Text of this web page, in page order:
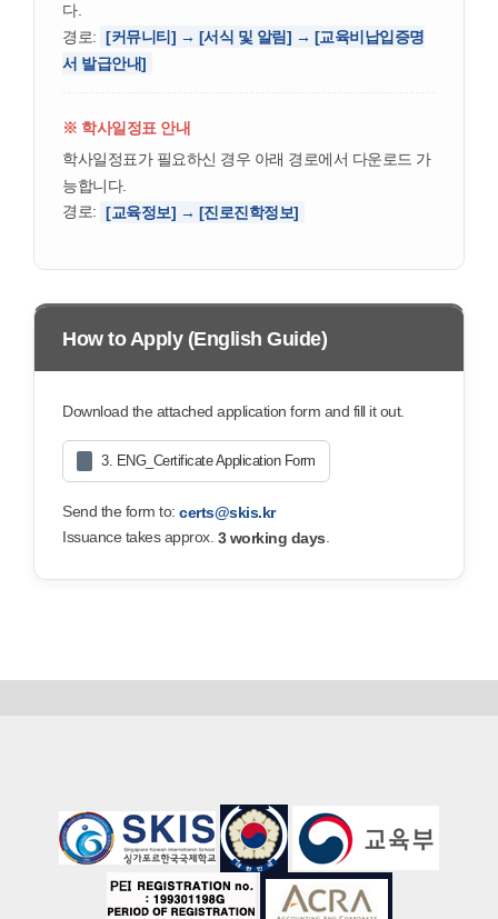
다.
경로: [커뮤니티] → [서식 및 알림] → [교육비납입증명
서 발급안내]
※ 학사일정표 안내
학사일정표가 필요하신 경우 아래 경로에서 다운로드 가
능합니다.
경로: [교육정보] → [진로진학정보]
How to Apply (English Guide)
Download the attached application form and fill it out.
3. ENG_Certificate Application Form
Send the form to: certs@skis.kr
Issuance takes approx. 3 working days.